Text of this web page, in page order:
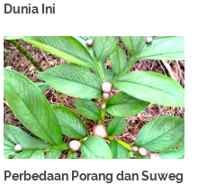
Dunia Ini
Perbedaan Porang dan Suweg